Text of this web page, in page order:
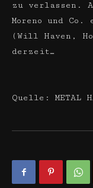
zu verlassen.
Moreno und Co.
(Will Haven,
derzeit…
Quelle: METAL